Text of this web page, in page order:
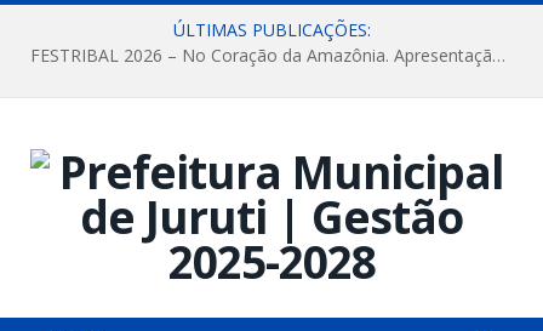
ÚLTIMAS PUBLICAÇÕES:
FESTRIBAL 2026 – No Coração da Amazônia. Apresentação da Munduruku.